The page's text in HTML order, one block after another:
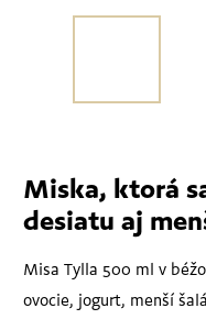
Miska, ktorá
desiatu aj
Misa Tylla 500 ml v
ovocie, jogurt, menší